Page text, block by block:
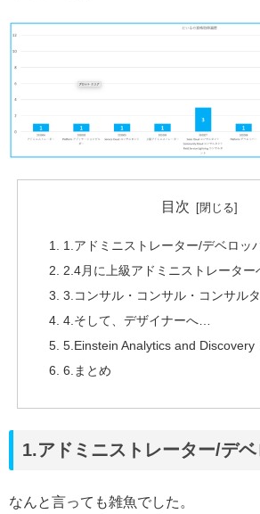
目次
1.アドミニストレーター/デベロッ
2.4月に上級アドミニストレーター
3.コンサル・コンサル・コンサルタ
4.そして、デザイナーへ…
5.Einstein Analytics and Discovery
6.まとめ
1.アドミニストレーター/デ
なんと言っても雑魚でした。